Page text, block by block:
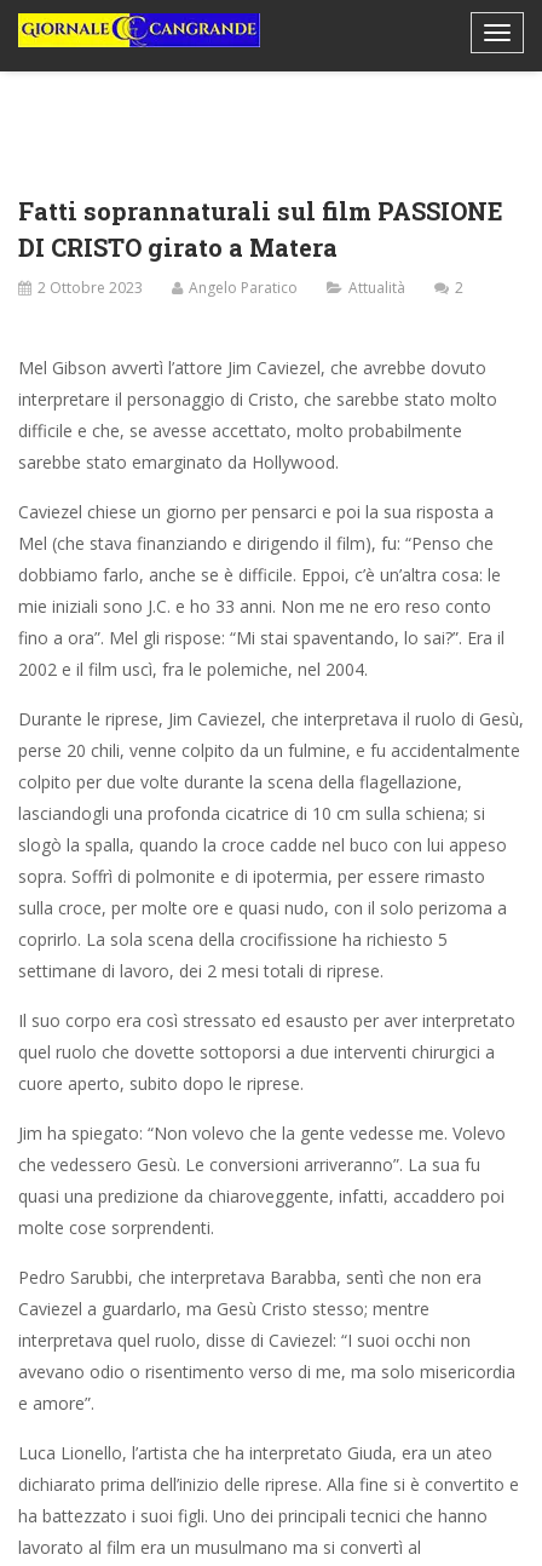
Fatti soprannaturali sul film PASSIONE
DI CRISTO girato a Matera
2 Ottobre 2023 Angelo Paratico Attualità 2
Mel Gibson avvertì l’attore Jim Caviezel, che avrebbe dovuto
interpretare il personaggio di Cristo, che sarebbe stato molto
difficile e che, se avesse accettato, molto probabilmente
sarebbe stato emarginato da Hollywood.
Caviezel chiese un giorno per pensarci e poi la sua risposta a
Mel (che stava finanziando e dirigendo il film), fu: “Penso che
dobbiamo farlo, anche se è difficile. Eppoi, c’è un’altra cosa: le
mie iniziali sono J.C. e ho 33 anni. Non me ne ero reso conto
fino a ora”. Mel gli rispose: “Mi stai spaventando, lo sai?”. Era il
2002 e il film uscì, fra le polemiche, nel 2004.
Durante le riprese, Jim Caviezel, che interpretava il ruolo di Gesù,
perse 20 chili, venne colpito da un fulmine, e fu accidentalmente
colpito per due volte durante la scena della flagellazione,
lasciandogli una profonda cicatrice di 10 cm sulla schiena; si
slogò la spalla, quando la croce cadde nel buco con lui appeso
sopra. Soffrì di polmonite e di ipotermia, per essere rimasto
sulla croce, per molte ore e quasi nudo, con il solo perizoma a
coprirlo. La sola scena della crocifissione ha richiesto 5
settimane di lavoro, dei 2 mesi totali di riprese.
Il suo corpo era così stressato ed esausto per aver interpretato
quel ruolo che dovette sottoporsi a due interventi chirurgici a
cuore aperto, subito dopo le riprese.
Jim ha spiegato: “Non volevo che la gente vedesse me. Volevo
che vedessero Gesù. Le conversioni arriveranno”. La sua fu
quasi una predizione da chiaroveggente, infatti, accaddero poi
molte cose sorprendenti.
Pedro Sarubbi, che interpretava Barabba, sentì che non era
Caviezel a guardarlo, ma Gesù Cristo stesso; mentre
interpretava quel ruolo, disse di Caviezel: “I suoi occhi non
avevano odio o risentimento verso di me, ma solo misericordia
e amore”.
Luca Lionello, l’artista che ha interpretato Giuda, era un ateo
dichiarato prima dell’inizio delle riprese. Alla fine si è convertito e
ha battezzato i suoi figli. Uno dei principali tecnici che hanno
lavorato al film era un musulmano ma si convertì al